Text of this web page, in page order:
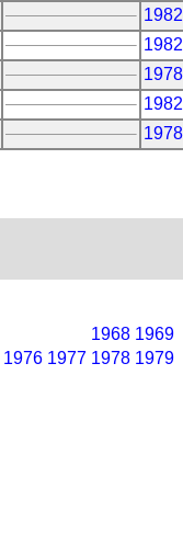
1968 1969
1976 1977 1978 1979